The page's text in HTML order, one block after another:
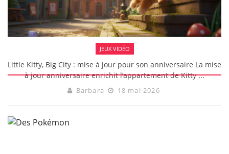
JEUX VIDÉO
Little Kitty, Big City : mise à jour pour son anniversaire La mise
à jour anniversaire enrichit l’appartement de Kitty ...
Barbara 18 mai 2026